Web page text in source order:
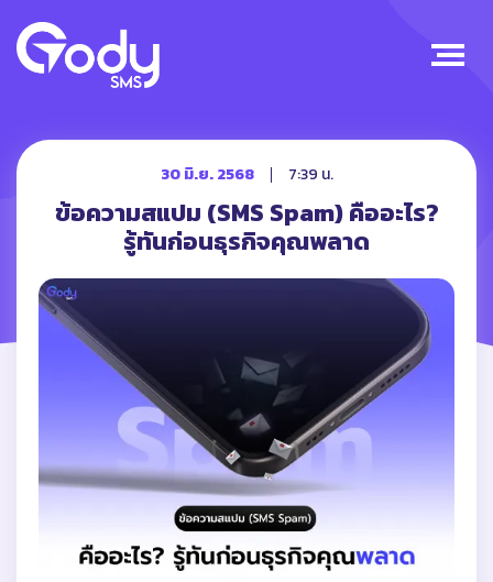
30 มิ.ย. 2568 7:39 น.
ข้อความสแปม (SMS Spam) คืออะไร?
รู้ทันก่อนธุรกิจคุณพลาด